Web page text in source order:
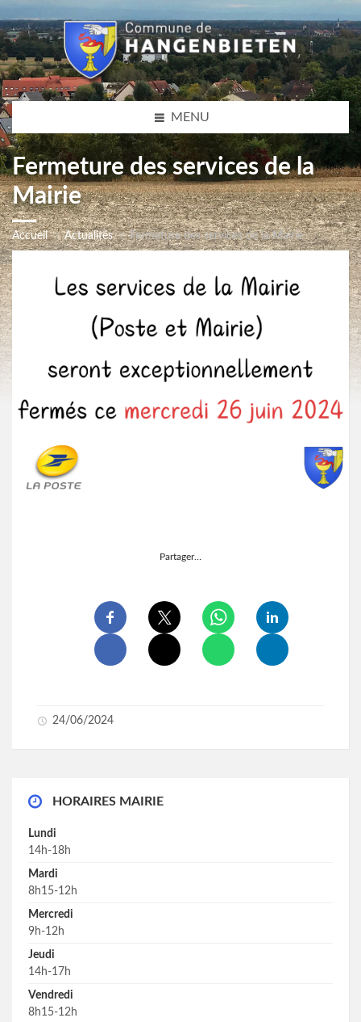
MENU
Fermeture des services de la
Mairie
Accueil Actualités Fermeture des services de la Mairie
Partager…
24/06/2024
HORAIRES MAIRIE
Lundi
14h-18h
Mardi
8h15-12h
Mercredi
9h-12h
Jeudi
14h-17h
Vendredi
8h15-12h